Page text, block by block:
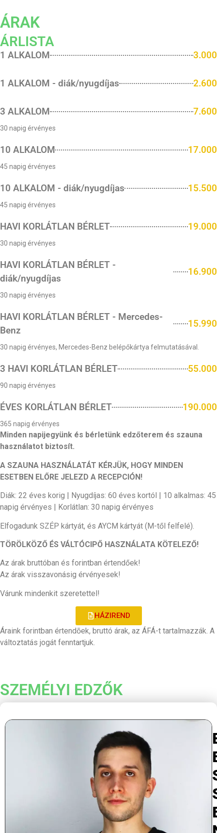
ÁRAK
ÁRLISTA
1 ALKALOM 3.000
1 ALKALOM - diák/nyugdíjas 2.600
3 ALKALOM 7.600
30 napig érvényes
10 ALKALOM 17.000
45 napig érvényes
10 ALKALOM - diák/nyugdíjas 15.500
45 napig érvényes
HAVI KORLÁTLAN BÉRLET 19.000
30 napig érvényes
HAVI KORLÁTLAN BÉRLET -
diák/nyugdíjas
16.900
30 napig érvényes
HAVI KORLÁTLAN BÉRLET - Mercedes-
Benz
15.990
30 napig érvényes, Mercedes-Benz belépőkártya felmutatásával.
3 HAVI KORLÁTLAN BÉRLET 55.000
90 napig érvényes
ÉVES KORLÁTLAN BÉRLET 190.000
365 napig érvényes
Minden napijegyünk és bérletünk edzőterem és szauna
használatot biztosít.
A SZAUNA HASZNÁLATÁT KÉRJÜK, HOGY MINDEN
ESETBEN ELŐRE JELEZD A RECEPCIÓN!
Diák: 22 éves korig | Nyugdíjas: 60 éves kortól | 10 alkalmas: 45
napig érvényes | Korlátlan: 30 napig érvényes
Elfogadunk SZÉP kártyát, és AYCM kártyát (M-től felfelé).
TÖRÖLKÖZŐ ÉS VÁLTÓCIPŐ HASZNÁLATA KÖTELEZŐ!
Az árak bruttóban és forintban értendőek!
Az árak visszavonásig érvényesek!
Várunk mindenkit szeretettel!
HÁZIREND
Áraink forintban értendōek, bruttó árak, az ÁFÁ-t tartalmazzák. A
változtatás jogát fenntartjuk.
SZEMÉLYI EDZŐK